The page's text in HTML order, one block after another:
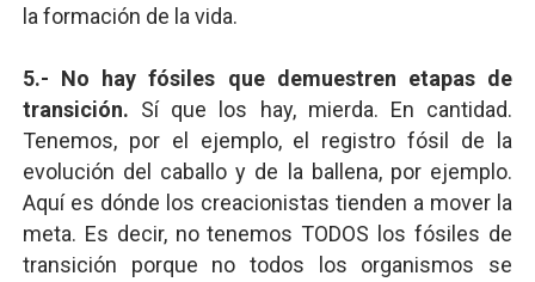
la formación de la vida.
5.- No hay fósiles que demuestren etapas de
transición. Sí que los hay, mierda. En cantidad.
Tenemos, por el ejemplo, el registro fósil de la
evolución del caballo y de la ballena, por ejemplo.
Aquí es dónde los creacionistas tienden a mover la
meta. Es decir, no tenemos TODOS los fósiles de
transición porque no todos los organismos se